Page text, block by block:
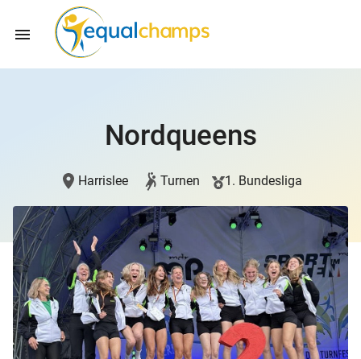
Nordqueens
Harrislee Turnen 1. Bundesliga